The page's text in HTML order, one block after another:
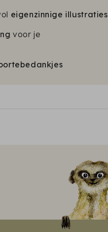
eigenzinnige illustraties
voor je